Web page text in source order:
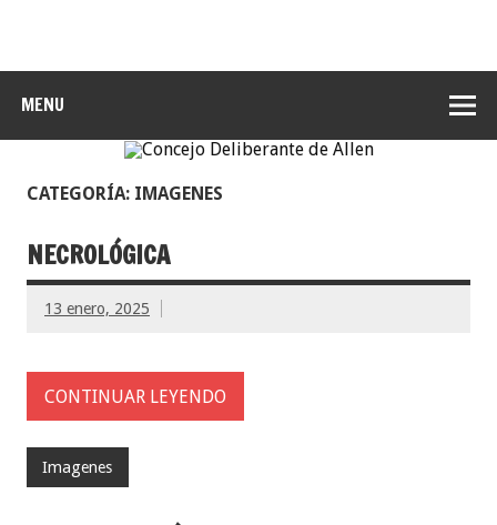
MENU
CATEGORÍA: IMAGENES
NECROLÓGICA
13 enero, 2025
CONTINUAR LEYENDO
Imagenes